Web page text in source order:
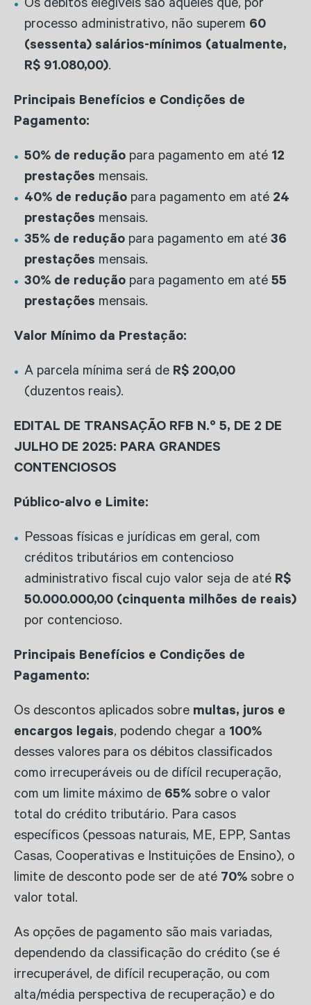
Os débitos elegíveis são aqueles que, por
processo administrativo, não superem 60
(sessenta) salários-mínimos (atualmente,
R$ 91.080,00).
Principais Benefícios e Condições de
Pagamento:
50% de redução para pagamento em até 12
prestações mensais.
40% de redução para pagamento em até 24
prestações mensais.
35% de redução para pagamento em até 36
prestações mensais.
30% de redução para pagamento em até 55
prestações mensais.
Valor Mínimo da Prestação:
A parcela mínima será de R$ 200,00
(duzentos reais).
EDITAL DE TRANSAÇÃO RFB N.º 5, DE 2 DE
JULHO DE 2025: PARA GRANDES
CONTENCIOSOS
Público-alvo e Limite:
Pessoas físicas e jurídicas em geral, com
créditos tributários em contencioso
administrativo fiscal cujo valor seja de até R$
50.000.000,00 (cinquenta milhões de reais)
por contencioso.
Principais Benefícios e Condições de
Pagamento:
Os descontos aplicados sobre multas, juros e
encargos legais, podendo chegar a 100%
desses valores para os débitos classificados
como irrecuperáveis ou de difícil recuperação,
com um limite máximo de 65% sobre o valor
total do crédito tributário. Para casos
específicos (pessoas naturais, ME, EPP, Santas
Casas, Cooperativas e Instituições de Ensino), o
limite de desconto pode ser de até 70% sobre o
valor total.
As opções de pagamento são mais variadas,
dependendo da classificação do crédito (se é
irrecuperável, de difícil recuperação, ou com
alta/média perspectiva de recuperação) e do